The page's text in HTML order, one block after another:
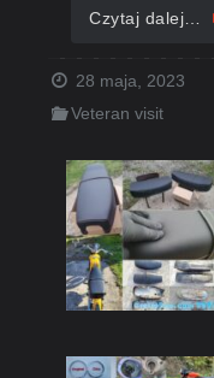
Czytaj dalej…
28 maja, 2023
Veteran visit